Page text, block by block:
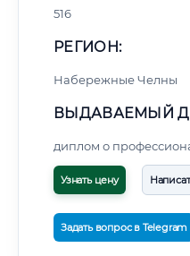
516
РЕГИОН:
Набережные Челны
ВЫДАВАЕМЫЙ
диплом о
Узнать цену
Задать вопрос в Telegram